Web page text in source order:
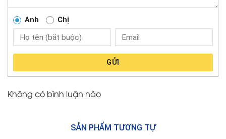
Anh Chị
GỬI
Không có bình luận nào
SẢN PHẨM TƯƠNG TỰ